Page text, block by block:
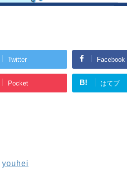
Twitter Facebook
Pocket B! はてブ
youhei